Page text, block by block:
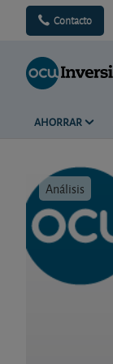
Contacto
AHORRAR
Análisis